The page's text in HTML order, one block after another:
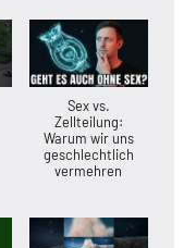
Sex vs.
Zellteilung:
Warum wir uns
geschlechtlich
vermehren